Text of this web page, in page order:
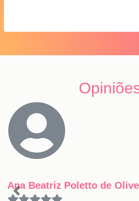
Ana Beatriz Poletto de
Previous